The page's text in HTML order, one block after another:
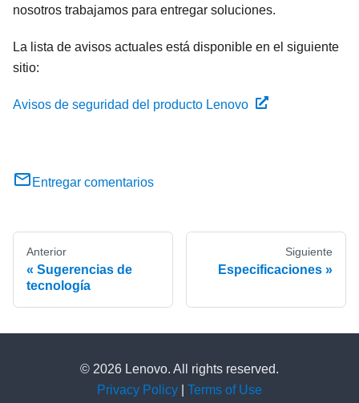
nosotros trabajamos para entregar soluciones.
La lista de avisos actuales está disponible en el siguiente
sitio:
Avisos de seguridad del producto Lenovo
Entregar comentarios
Anterior
Sugerencias de
tecnología
Siguiente
Especificaciones
© 2026 Lenovo. All rights reserved.
Privacy Policy
Terms of Use